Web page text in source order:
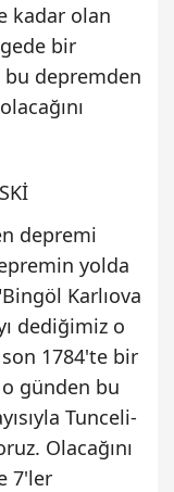
kadar olan
bir
bu depremden
depremi
yolda
Karlıova
dediğimiz o
son 1784'te bir
günden bu
Tunceli-
Olacağını
7'ler